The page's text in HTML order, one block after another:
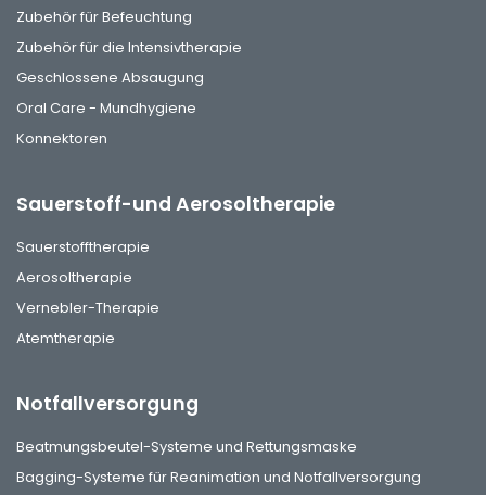
Zubehör für Befeuchtung
Zubehör für die Intensivtherapie
Geschlossene Absaugung
Oral Care - Mundhygiene
Konnektoren
Sauerstoff-und Aerosoltherapie
Sauerstofftherapie
Aerosoltherapie
Vernebler-Therapie
Atemtherapie
Notfallversorgung
Beatmungsbeutel-Systeme und Rettungsmaske
Bagging-Systeme für Reanimation und Notfallversorgung